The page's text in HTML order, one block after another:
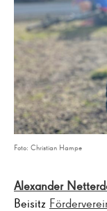
Foto: Christian Hampe
Alexander
Beisitz